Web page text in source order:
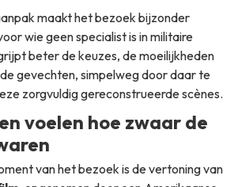
maakt het bezoek bijzonder
wie geen specialist is in militaire
beter de keuzes, de moeilijkheden
gevechten, simpelweg door daar te
zorgvuldig gereconstrueerde scènes.
voelen hoe zwaar de
van het bezoek is de vertoning van